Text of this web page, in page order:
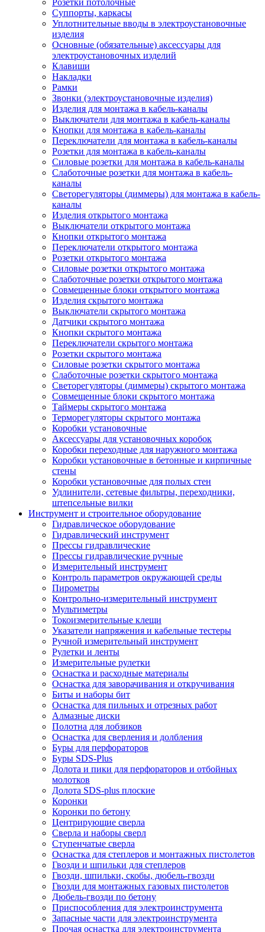
Розетки потолочные
Суппорты, каркасы
Уплотнительные вводы в электроустановочные
изделия
Основные (обязательные) аксессуары для
электроустановочных изделий
Клавиши
Накладки
Рамки
Звонки (электроустановочные изделия)
Изделия для монтажа в кабель-каналы
Выключатели для монтажа в кабель-каналы
Кнопки для монтажа в кабель-каналы
Переключатели для монтажа в кабель-каналы
Розетки для монтажа в кабель-каналы
Силовые розетки для монтажа в кабель-каналы
Слаботочные розетки для монтажа в кабель-
каналы
Светорегуляторы (диммеры) для монтажа в кабель-
каналы
Изделия открытого монтажа
Выключатели открытого монтажа
Кнопки открытого монтажа
Переключатели открытого монтажа
Розетки открытого монтажа
Силовые розетки открытого монтажа
Слаботочные розетки открытого монтажа
Совмещенные блоки открытого монтажа
Изделия скрытого монтажа
Выключатели скрытого монтажа
Датчики скрытого монтажа
Кнопки скрытого монтажа
Переключатели скрытого монтажа
Розетки скрытого монтажа
Силовые розетки скрытого монтажа
Слаботочные розетки скрытого монтажа
Светорегуляторы (диммеры) скрытого монтажа
Совмещенные блоки скрытого монтажа
Таймеры скрытого монтажа
Терморегуляторы скрытого монтажа
Коробки установочные
Аксессуары для установочных коробок
Коробки переходные для наружного монтажа
Коробки установочные в бетонные и кирпичные
стены
Коробки установочные для полых стен
Удлинители, сетевые фильтры, переходники,
штепсельные вилки
Инструмент и строительное оборудование
Гидравлическое оборудование
Гидравлический инструмент
Прессы гидравлические
Прессы гидравлические ручные
Измерительный инструмент
Контроль параметров окружающей среды
Пирометры
Контрольно-измерительный инструмент
Мультиметры
Токоизмерительные клещи
Указатели напряжения и кабельные тестеры
Ручной измерительный инструмент
Рулетки и ленты
Измерительные рулетки
Оснастка и расходные материалы
Оснастка для заворачивания и откручивания
Биты и наборы бит
Оснастка для пильных и отрезных работ
Алмазные диски
Полотна для лобзиков
Оснастка для сверления и долбления
Буры для перфораторов
Буры SDS-Plus
Долота и пики для перфораторов и отбойных
молотков
Долота SDS-plus плоские
Коронки
Коронки по бетону
Центрирующие сверла
Сверла и наборы сверл
Ступенчатые сверла
Оснастка для степлеров и монтажных пистолетов
Гвозди и шпильки для степлеров
Гвозди, шпильки, скобы, дюбель-гвозди
Гвозди для монтажных газовых пистолетов
Дюбель-гвозди по бетону
Приспособления для электроинструмента
Запасные части для электроинструмента
Прочая оснастка для электроинструмента